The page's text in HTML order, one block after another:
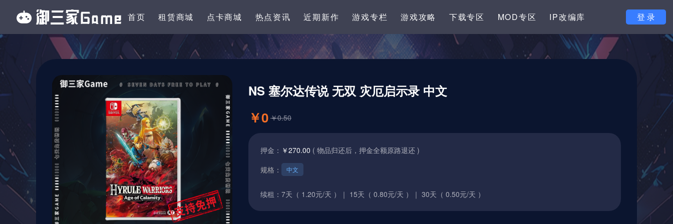
首页 租赁商城 点卡商城 热点资讯 近期新作 游戏专栏 游戏攻略 下载专区 MOD专区 IP改编库 登 录
NS 塞尔达传说 无双 灾厄启示录 中文
￥0 ￥0.50
押金： ￥270.00 ( 物品归还后，押金全额原路退还 )
规格：
中文
续租： 7天（ 1.20元/天 ）｜ 15天（ 0.80元/天 ）｜ 30天（ 0.50元/天 ）